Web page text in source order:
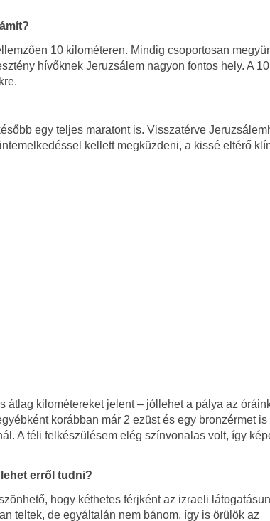
10 kilométeren. Mindig csoportosan
hívőknek Jeruzsálem nagyon fontos hely. A 10
egy teljes maratont is. Visszatérve
kellett megküzdeni, a kissé eltérő
átlag kilométereket jelent – jóllehet a pálya az
korábban már 2 ezüst és egy bronzérmet is
A téli felkészülésem elég színvonalas volt, így
erről tudni?
hogy kéthetes férjként az izraeli
teltek, de egyáltalán nem bánom, így is örülök az